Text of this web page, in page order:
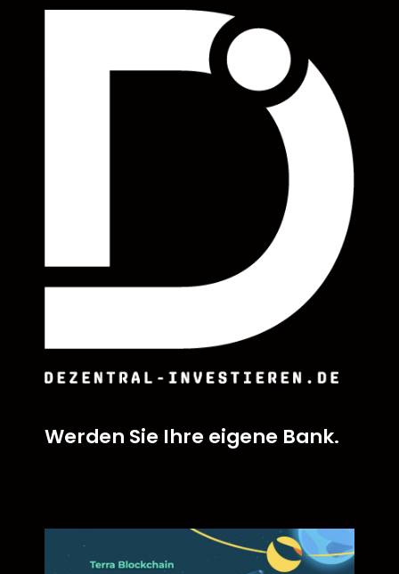
Werden Sie Ihre eigene Bank.